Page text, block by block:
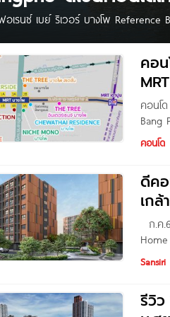
ฟอเรนซ์ เบย์ ริเวอร์ บางโพ
การที่นำแนวคิดของ Vacation Condo
โค้งแม่น้ำเจ้าพระยาที่ช่วยสร้างบรรยา
ทางเชื่อมต่อเข้าสู่ใจกลางเมืองได้อย่างส
คอ
คอนโ
Bang
ท่าเ
คอนโด
ดีค
เกล้
ก.ค
ส่วนก
รีวิ